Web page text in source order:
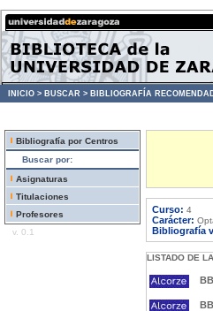
INICIO > BUSCAR > BIBLIOGRAFÍA
Bibliografía por Centros
Buscar por:
Asignaturas
Titulaciones
Profesores
v. 0.1
Curso: 4
Carácter:
Bibliografía
LISTADO DE
BB
BB